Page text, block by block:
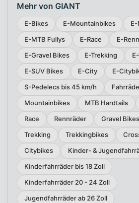
Mehr von GIANT
E-Bikes E-Mountainbikes
E-MTB Fullys
E-Race
E-
E-Gravel Bikes
E-Trekking
E-SUV Bikes
E-City
E-
S-Pedelecs bis 45 km/h
Mountainbikes
MTB Hardtails
Race
Rennräder Gravel Bikes
Trekking
Trekkingbikes
Citybikes
Kinder- &
Kinderfahrräder bis 18 Zoll
Kinderfahrräder 20 - 24 Zoll
Jugendfahrräder ab 26 Zoll